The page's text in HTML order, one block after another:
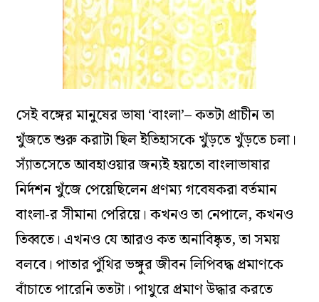
সেই বঙ্গের মানুষের ভাষা ‘বাংলা’– কতটা প্রাচীন তা
খুঁজতে শুরু করাটা ছিল ইতিহাসকে খুঁড়তে খুঁড়তে চলা।
স্যাঁতসেতে আবহাওয়ার জন্যই হয়তো বাংলাভাষার
নির্দশন খুঁজে পেয়েছিলেন প্রণম্য গবেষকরা বর্তমান
বাংলা-র সীমানা পেরিয়ে। কখনও তা নেপালে, কখনও
তিব্বতে। এখনও যে আরও কত অনাবিষ্কৃত, তা সময়
বলবে। পাতার পুঁথির ভঙ্গুর জীবন লিপিবদ্ধ প্রমাণকে
বাঁচাতে পারেনি ততটা। পাথুরে প্রমাণ উদ্ধার করতে